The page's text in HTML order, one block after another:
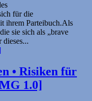
für die
ihrem Parteibuch.Als
sie sich als „brave
dieses...
• Risiken für
1.0]